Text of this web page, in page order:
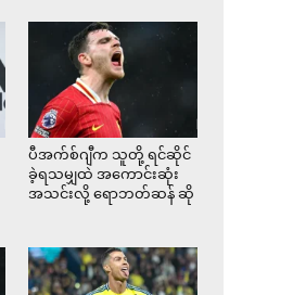
ပီအက်စ်ဂျီက သူတို့ ရင်ဆိုင်
ခဲ့ရသမျှထဲ အကောင်းဆုံး
အသင်းလို့ ရောဘတ်ဆန် ဆို